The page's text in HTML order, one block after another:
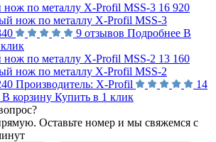
16 920
нож по металлу X-Profil MSS-3
9 отзывов Подробнее В
13 160
нож по металлу X-Profil MSS-2
Производитель: X-Profil
14
В корзину Купить в 1 клик
Оставьте номер и мы свяжемся с